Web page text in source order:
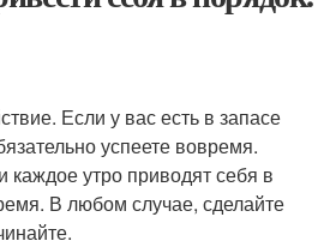
Если у вас есть в запасе
успеете вовремя.
утро приводят себя в
В любом случае, сделайте